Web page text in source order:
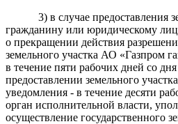
3) в случае предоставления
гражданину или юридическому
о прекращении действия
земельного участка АО «Газпром
в течение пяти рабочих дней со
предоставлении земельного
уведомления - в течение десяти
орган исполнительной власти,
осуществление государственного